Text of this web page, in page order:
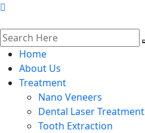
Home
About Us
Treatment
Nano Veneers
Dental Laser Treatment
Tooth Extraction